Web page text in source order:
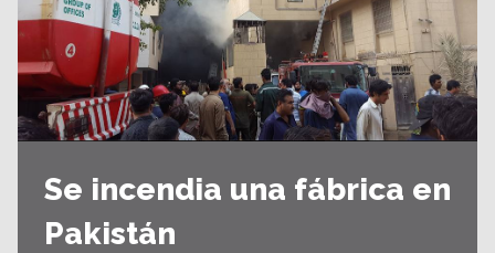
Se incendia una fábrica en
Pakistán